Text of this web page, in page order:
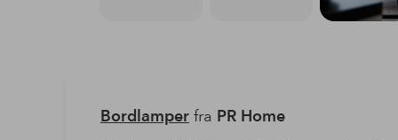
Bordlamperfra PR Home